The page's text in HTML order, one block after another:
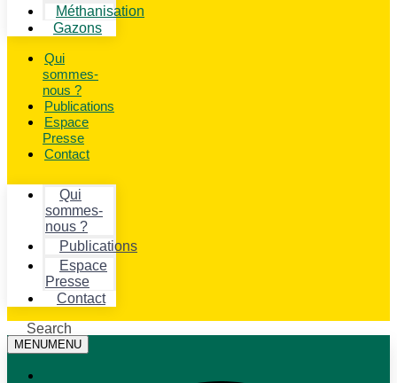
Méthanisation
Gazons
Qui
sommes-
nous ?
Publications
Espace
Presse
Contact
Qui
sommes-
nous ?
Publications
Espace
Presse
Contact
Search
MENUMENU